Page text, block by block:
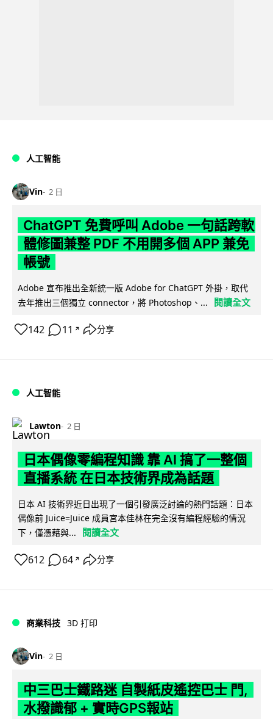
人工智能
Vin 2 日
ChatGPT 免費呼叫 Adobe 一句話跨軟
體修圖兼整 PDF 不用開多個 APP 兼免
帳號
Adobe 宣布推出全新統一版 Adobe for ChatGPT 外掛，取代
去年推出三個獨立 connector，將 Photoshop、...
閱讀全文
142 11 ↗ 分享
人工智能
Lawton 2 日
日本偶像零編程知識 靠 AI 搞了一整個
直播系統 在日本技術界成為話題
日本 AI 技術界近日出現了一個引發廣泛討論的熱門話題：日本
偶像前 Juice=Juice 成員宮本佳林在完全沒有編程經驗的情況
下，僅憑藉與...
閱讀全文
612 64 ↗ 分享
商業科技 3D 打印
Vin 2 日
中三巴士鐵路迷 自製紙皮遙控巴士 門,
水撥識郁 + 實時GPS報站